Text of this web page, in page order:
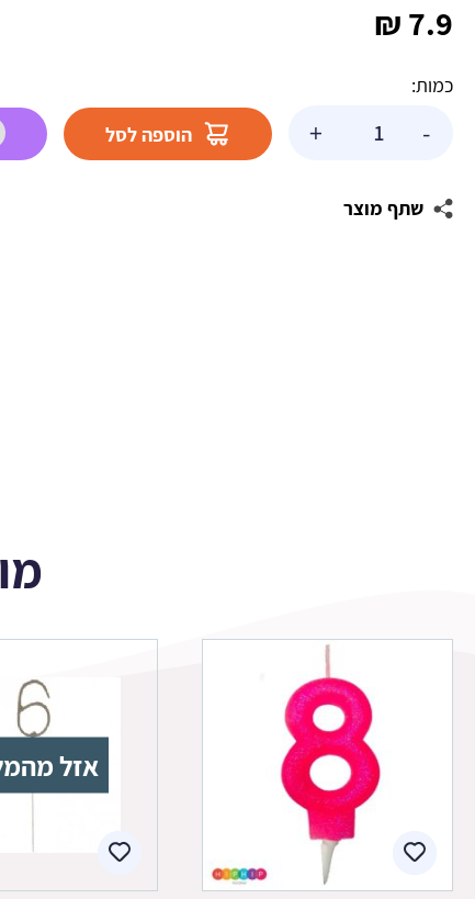
7.9
₪
כמות:
-
של
1
+ הוספה לסל
שתף מוצר
אזל